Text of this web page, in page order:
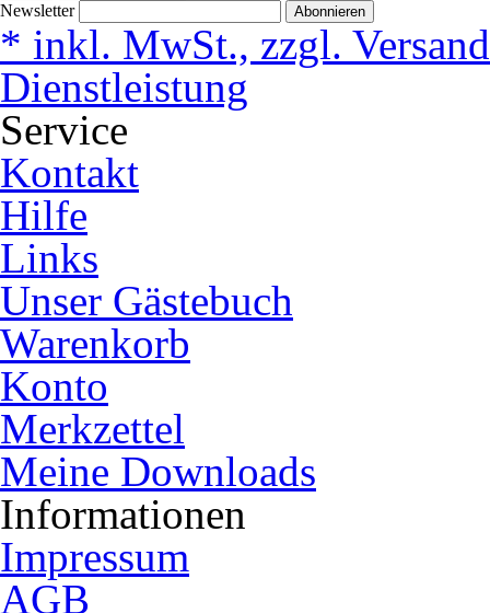
Newsletter Abonnieren
* inkl. MwSt., zzgl.
Dienstleistung
Service
Kontakt
Hilfe
Links
Unser Gästebuch
Warenkorb
Konto
Merkzettel
Meine Downloads
Informationen
Impressum
AGB